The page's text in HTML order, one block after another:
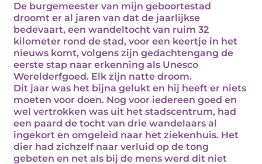
De burgemeester van mijn geboortestad
droomt er al jaren van dat de jaarlijkse
bedevaart, een wandeltocht van ruim 32
kilometer rond de stad, voor een keertje in het
nieuws komt, volgens zijn gedachtengang de
eerste stap naar erkenning als Unesco
Werelderfgoed. Elk zijn natte droom.
Dit jaar was het bijna gelukt en hij heeft er niets
moeten voor doen. Nog voor iedereen goed en
wel vertrokken was uit het stadscentrum, had
een paard de tocht van drie wandelaars al
ingekort en omgeleid naar het ziekenhuis. Het
dier had zichzelf naar verluid op de tong
gebeten en net als bij de mens werd dit niet